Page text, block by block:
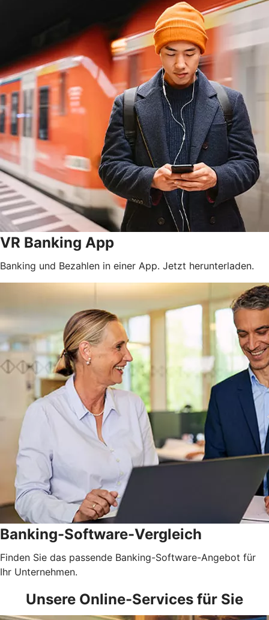
VR Banking App
Banking und Bezahlen in einer App. Jetzt herunterladen.
Banking-Software-Vergleich
Finden Sie das passende Banking-Software-Angebot für
Ihr Unternehmen.
Unsere Online-Services für Sie